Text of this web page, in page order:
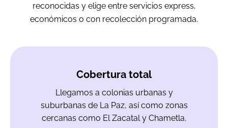
reconocidas y elige entre servicios express,
económicos o con recolección programada.
Cobertura total
Llegamos a colonias urbanas y
suburbanas de La Paz, así como zonas
cercanas como El Zacatal y Chametla.